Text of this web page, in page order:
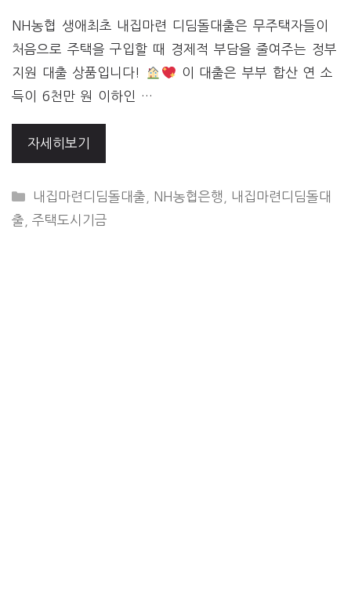
NH농협 생애최초 내집마련 디딤돌대출은 무주택자들이
처음으로 주택을 구입할 때 경제적 부담을 줄여주는 정부
지원 대출 상품입니다!
이 대출은 부부 합산 연 소
득이 6천만 원 이하인 …
자세히보기
CATEGORIES
내집마련디딤돌대출 NH농협은행
내집마련디딤돌대
출
주택도시기금